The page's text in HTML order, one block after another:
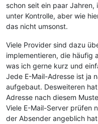
schon seit ein paar
unter Kontrolle, aber wie
das nicht umsonst.
Viele Provider sind dazu
implementieren, die häufig
was ich gerne kurz und
Jede E-Mail-Adresse ist ja
aufgebaut. Desweiteren
Adresse nach diesem
Viele E-Mail-Server prüfen
der Absender angeblich